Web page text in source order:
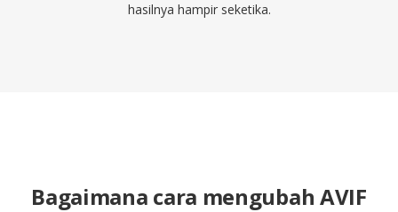
hasilnya hampir seketika.
Bagaimana cara mengubah AVIF